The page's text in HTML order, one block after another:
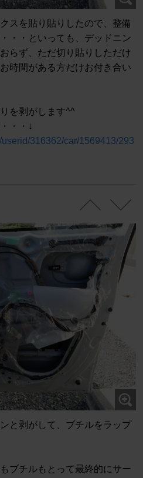
スを貼り貼りしたので、整備
・・といっても、デッドニン
らず、ただ切り貼りしただけ
時間がある方だけお付き合い
を剥がします^^
・・↓
316362/car/1569413/293
と剥がして、ブチルをラップ
ブチルもとって最終的にサー